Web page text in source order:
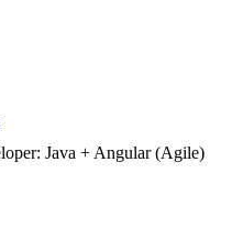
Java + Angular (Agile)